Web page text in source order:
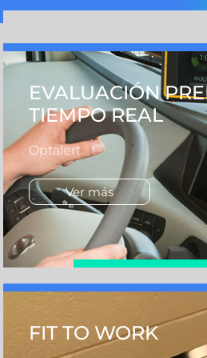
EVALUACIÓN
TIEMPO REAL
Optalert.
Ver más
FIT TO WORK